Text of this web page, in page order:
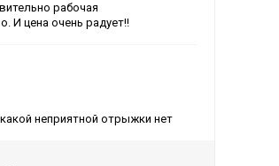
рабочая
И цена очень радует!!
неприятной отрыжки нет